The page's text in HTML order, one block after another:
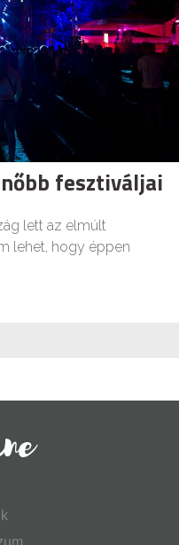
fesztiváljai
lett az elmúlt
lehet, hogy éppen